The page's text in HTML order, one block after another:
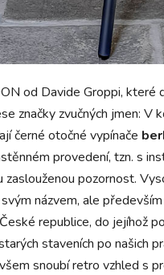
od Davide Groppi,
značky zvučných jmen:
černé otočné vypínače
provedení, tzn. s
pozornost.
názvem, ale
republice, do jejíhož
staveních po našich
snoubí retro vzhled s